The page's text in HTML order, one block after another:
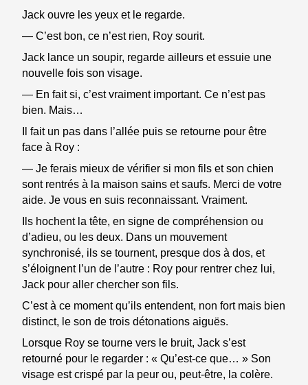
Jack ouvre les yeux et le regarde.
— C’est bon, ce n’est rien, Roy sourit.
Jack lance un soupir, regarde ailleurs et essuie une
nouvelle fois son visage.
— En fait si, c’est vraiment important. Ce n’est pas
bien. Mais…
Il fait un pas dans l’allée puis se retourne pour être
face à Roy :
— Je ferais mieux de vérifier si mon fils et son chien
sont rentrés à la maison sains et saufs. Merci de votre
aide. Je vous en suis reconnaissant. Vraiment.
Ils hochent la tête, en signe de compréhension ou
d’adieu, ou les deux. Dans un mouvement
synchronisé, ils se tournent, presque dos à dos, et
s’éloignent l’un de l’autre : Roy pour rentrer chez lui,
Jack pour aller chercher son fils.
C’est à ce moment qu’ils entendent, non fort mais bien
distinct, le son de trois détonations aiguës.
Lorsque Roy se tourne vers le bruit, Jack s’est
retourné pour le regarder : « Qu’est-ce que… » Son
visage est crispé par la peur ou, peut-être, la colère.